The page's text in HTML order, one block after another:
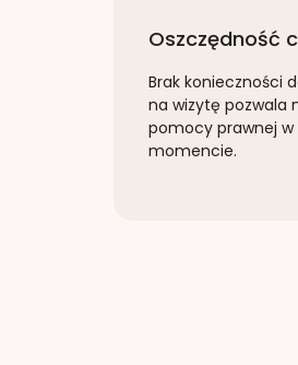
Oszczędność
Brak konieczności
na wizytę pozwala
pomocy prawnej
momencie.